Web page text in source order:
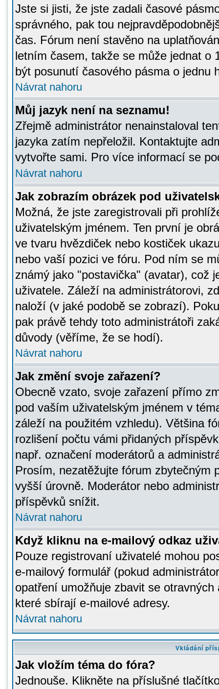
Jste si jisti, že jste zadali časové
správného, pak tou
čas. Fórum není stavěno na
letním časem, takže se může jednat o
být posunutí časového pásma o jednu
Návrat nahoru
Můj jazyk není na seznamu!
Zřejmě administrátor nenainstaloval
jazyka zatím nepřeložil. Kontaktujte
vytvořte sami. Pro více informací se
Návrat nahoru
Jak zobrazím obrázek pod
Možná, že jste zaregistrovali při
uživatelským jménem. Ten první je
ve tvaru hvězdiček nebo kostiček
nebo vaší pozici ve fóru. Pod ním se
známý jako "postavička" (avatar), což
uživatele. Záleží na administrátorovi,
naloží (v jaké podobě se zobrazí).
pak právě tehdy toto administrátoři
důvody (věříme, že se hodí).
Návrat nahoru
Jak změní svoje zařazení?
Obecně vzato, svoje zařazení přímo
pod vaším uživatelským jménem v
záleží na použitém vzhledu). Většina
rozlišení počtu vámi přidaných
např. označení moderátorů a
Prosím, nezatěžujte fórum zbytečným
vyšší úrovně. Moderátor nebo
příspěvků snížit.
Návrat nahoru
Když kliknu na e-mailový odkaz
Pouze registrovaní uživatelé mohou
e-mailový formulář (pokud
opatření umožňuje zbavit se
které sbírají e-mailové adresy.
Návrat nahoru
Vkládání
Jak vložím téma do fóra?
Jednouše. Klikněte na příslušné